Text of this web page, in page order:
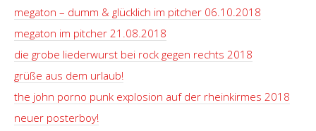
megaton – dumm & glücklich im pitcher 06.10.2018
megaton im pitcher 21.08.2018
die grobe liederwurst bei rock gegen rechts 2018
grüße aus dem urlaub!
the john porno punk explosion auf der rheinkirmes 2018
neuer posterboy!